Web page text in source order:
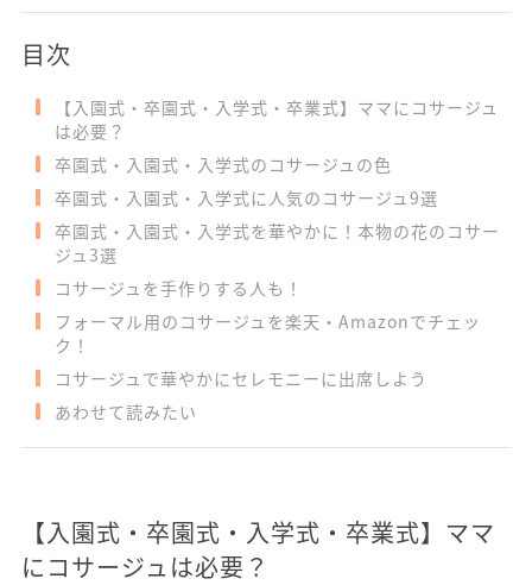
目次
【入園式・卒園式・入学式・卒業式】ママにコサージュ
は必要？
卒園式・入園式・入学式のコサージュの色
卒園式・入園式・入学式に人気のコサージュ9選
卒園式・入園式・入学式を華やかに！本物の花のコサー
ジュ3選
コサージュを手作りする人も！
フォーマル用のコサージュを楽天・Amazonでチェッ
ク！
コサージュで華やかにセレモニーに出席しよう
あわせて読みたい
【入園式・卒園式・入学式・卒業式】ママ
にコサージュは必要？